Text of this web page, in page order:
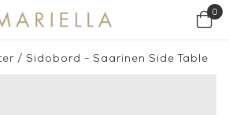
0
/ Sidobord - Saarinen Side Table